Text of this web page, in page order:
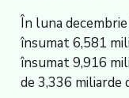
În luna
însumat 6,581
însumat 9,916
de 3,336 miliarde